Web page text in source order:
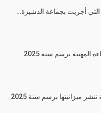
التي أجريت بجماعة الدشيرة…
المهنية برسم سنة 2025
ميزانيتها برسم سنة 2025